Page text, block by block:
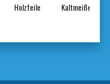
Holzfeile
Kaltmeißel